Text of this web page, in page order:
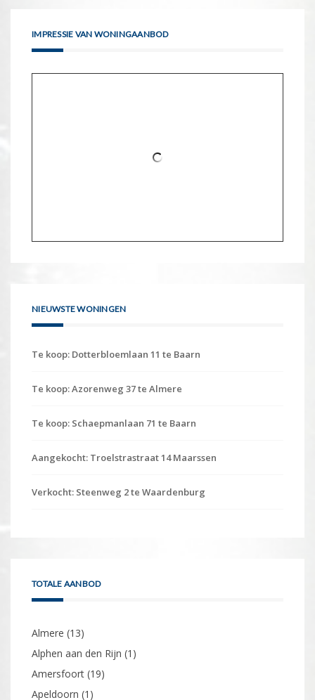
IMPRESSIE VAN WONINGAANBOD
NIEUWSTE WONINGEN
Te koop: Dotterbloemlaan 11 te Baarn
Te koop: Azorenweg 37 te Almere
Te koop: Schaepmanlaan 71 te Baarn
Aangekocht: Troelstrastraat 14 Maarssen
Verkocht: Steenweg 2 te Waardenburg
TOTALE AANBOD
Almere (13)
Alphen aan den Rijn (1)
Amersfoort (19)
Apeldoorn (1)